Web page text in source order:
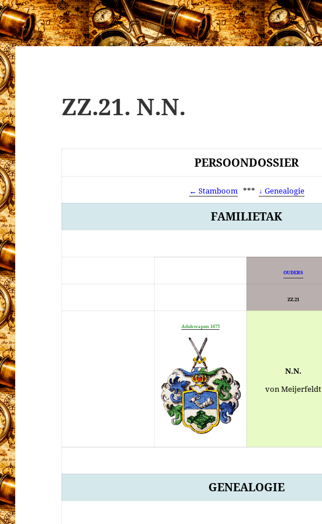
ZZ.21. N.N.
PERSOONDOSSIER
← Stamboom*** ↓ Genealogie
FAMILIETAK
OUDERS
ZZ.21
Adelswapen 1675
N.N.
von Meijerfeldt
GENEALOGIE